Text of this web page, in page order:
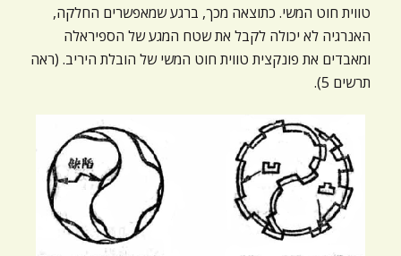
טווית חוט המשי. כתוצאה מכך, ברגע שמאפשרים החלקה,
האנרגיה לא יכולה לקבל את שטח המגע של הספיראלה
ומאבדים את פונקצית טווית חוט המשי של הובלת היריב. (ראה
תרשים 5).